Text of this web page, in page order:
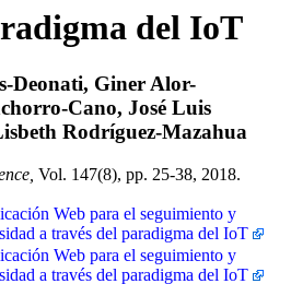
del IoT
Deonati, Giner Alor-
Cano, José Luis
Rodríguez-Mazahua
Vol. 147(8), pp. 25-38, 2018.
Web para el seguimiento y
a través del paradigma del IoT
Web para el seguimiento y
a través del paradigma del IoT